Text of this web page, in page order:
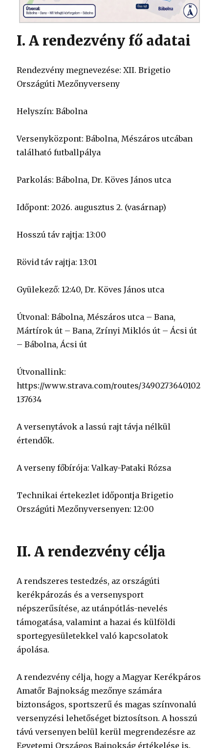
I. A rendezvény fő adatai
Rendezvény megnevezése: XII. Brigetio
Országúti Mezőnyverseny
Helyszín: Bábolna
Versenyközpont: Bábolna, Mészáros utcában
található futballpálya
Parkolás: Bábolna, Dr. Köves János utca
Időpont: 2026. augusztus 2. (vasárnap)
Hosszú táv rajtja: 13:00
Rövid táv rajtja: 13:01
Gyülekező: 12:40, Dr. Köves János utca
Útvonal: Bábolna, Mészáros utca – Bana,
Mártírok út – Bana, Zrínyi Miklós út – Ácsi út
– Bábolna, Ácsi út
Útvonallink:
https://www.strava.com/routes/3490273640102
137634
A versenytávok a lassú rajt távja nélkül
értendők.
A verseny főbírója: Valkay-Pataki Rózsa
Technikai értekezlet időpontja Brigetio
Országúti Mezőnyversenyen: 12:00
II. A rendezvény célja
A rendszeres testedzés, az országúti
kerékpározás és a versenysport
népszerűsítése, az utánpótlás-nevelés
támogatása, valamint a hazai és külföldi
sportegyesületekkel való kapcsolatok
ápolása.
A rendezvény célja, hogy a Magyar Kerékpáros
Amatőr Bajnokság mezőnye számára
biztonságos, sportszerű és magas színvonalú
versenyzési lehetőséget biztosítson. A hosszú
távú versenyen belül kerül megrendezésre az
Egyetemi Országos Bajnokság értékelése is.